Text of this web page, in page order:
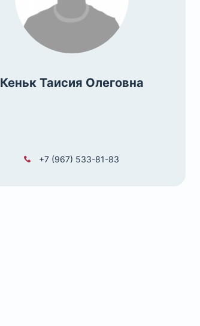
Кеньк Таисия Олеговна
+7 (967) 533-81-83